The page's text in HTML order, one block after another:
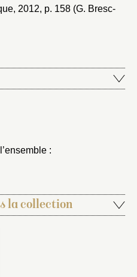
2012, p. 158 (G. Bresc-
:
la collection